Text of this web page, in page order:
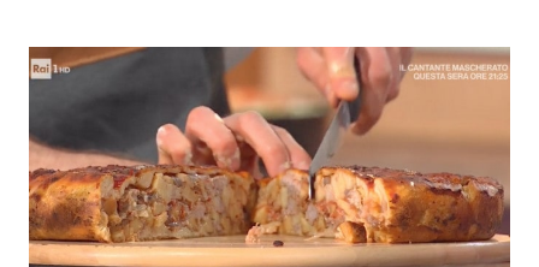
News Musica
News Spettacolo
Benessere Cucina e Ricette